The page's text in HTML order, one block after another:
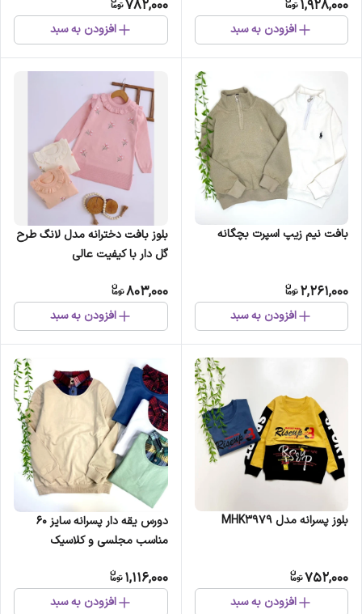
1,928,000
افزودن به سبد
782,000
افزودن به سبد
بافت نیم زیپ اسپرت بچگانه
2,261,000
افزودن به سبد
بلوز بافت دخترانه مدل لانگ طرح
گل دار با کیفیت عالی
803,000
افزودن به سبد
بلوز پسرانه مدل MHK3979
752,000
افزودن به سبد
دورس یقه دار پسرانه سایز 60
مناسب مجلسی و کلاسیک
1,116,000
افزودن به سبد